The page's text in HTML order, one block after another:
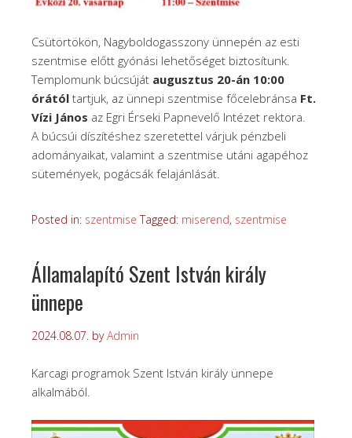
Csütörtökön, Nagyboldogasszony ünnepén az esti
szentmise előtt gyónási lehetőséget biztosítunk.
Templomunk búcsúját augusztus 20-án 10:00
órától tartjuk, az ünnepi szentmise főcelebránsa Ft.
Vízi János az Egri Érseki Papnevelő Intézet rektora.
A búcsúi díszítéshez szeretettel várjuk pénzbeli
adományaikat, valamint a szentmise utáni agapéhoz
sütemények, pogácsák felajánlását.
Posted in: szentmise Tagged: miserend, szentmise
Államalapító Szent István király
ünnepe
2024.08.07. byAdmin
Karcagi programok Szent István király ünnepe
alkalmából.